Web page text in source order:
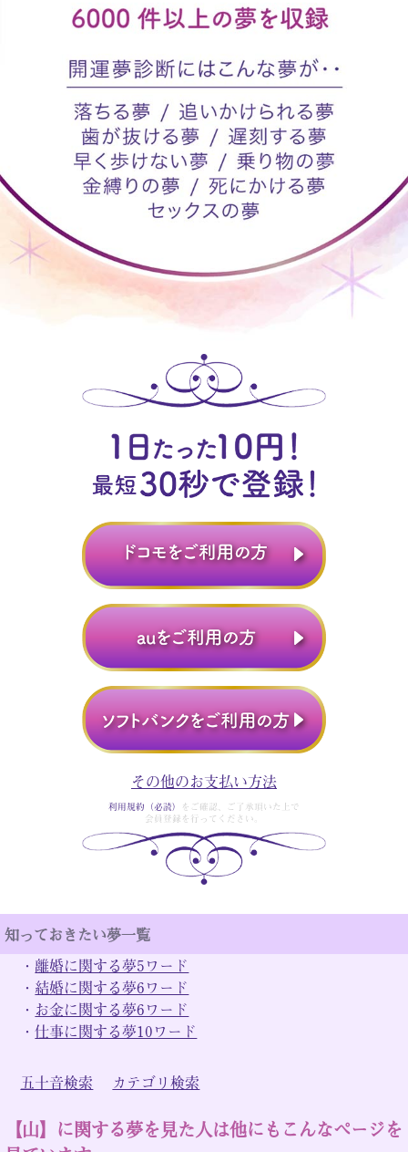
その他のお支払い方法
利用規約（必読）
をご確認、ご了承頂いた上で
会員登録を行ってください。
知っておきたい夢一覧
・ 離婚に関する夢5ワード
・ 結婚に関する夢6ワード
・ お金に関する夢6ワード
・仕事に関する夢10ワード
五十音検索 カテゴリ検索
【山】に関する夢を見た人は他にもこんなページを